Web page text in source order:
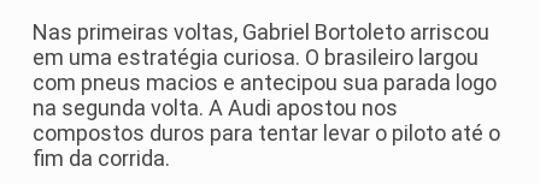
Nas primeiras voltas, Gabriel Bortoleto arriscou
em uma estratégia curiosa. O brasileiro largou
com pneus macios e antecipou sua parada logo
na segunda volta. A Audi apostou nos
compostos duros para tentar levar o piloto até o
fim da corrida.